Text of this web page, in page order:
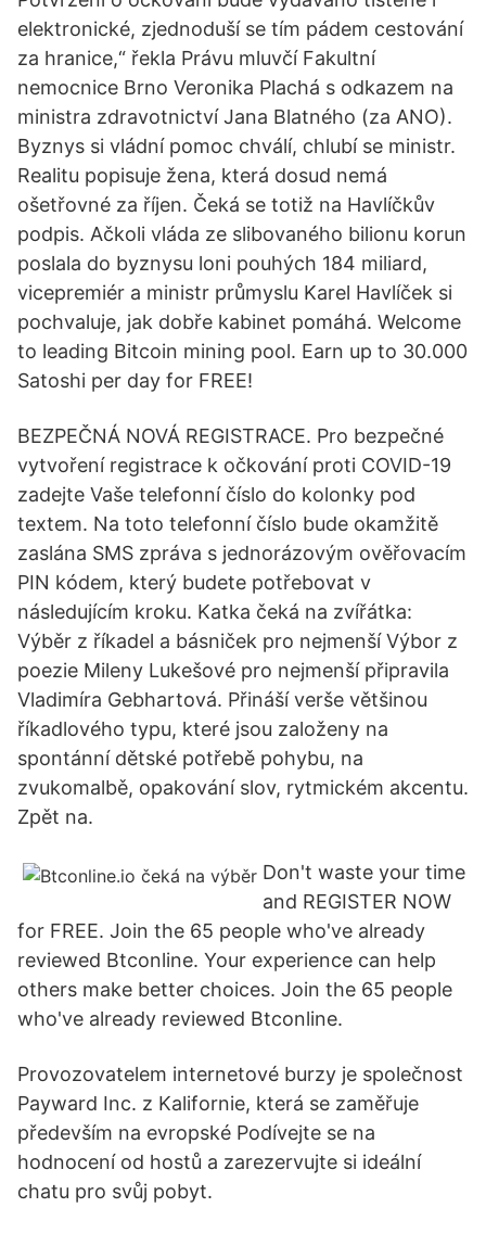
elektronické, zjednoduší se tím pádem cestování
za hranice,“ řekla Právu mluvčí Fakultní
nemocnice Brno Veronika Plachá s odkazem na
ministra zdravotnictví Jana Blatného (za ANO).
Byznys si vládní pomoc chválí, chlubí se ministr.
Realitu popisuje žena, která dosud nemá
ošetřovné za říjen. Čeká se totiž na Havlíčkův
podpis. Ačkoli vláda ze slibovaného bilionu korun
poslala do byznysu loni pouhých 184 miliard,
vicepremiér a ministr průmyslu Karel Havlíček si
pochvaluje, jak dobře kabinet pomáhá. Welcome
to leading Bitcoin mining pool. Earn up to 30.000
Satoshi per day for FREE!
BEZPEČNÁ NOVÁ REGISTRACE. Pro bezpečné
vytvoření registrace k očkování proti COVID-19
zadejte Vaše telefonní číslo do kolonky pod
textem. Na toto telefonní číslo bude okamžitě
zaslána SMS zpráva s jednorázovým ověřovacím
PIN kódem, který budete potřebovat v
následujícím kroku. Katka čeká na zvířátka:
Výběr z říkadel a básniček pro nejmenší Výbor z
poezie Mileny Lukešové pro nejmenší připravila
Vladimíra Gebhartová. Přináší verše většinou
říkadlového typu, které jsou založeny na
spontánní dětské potřebě pohybu, na
zvukomalbě, opakování slov, rytmickém akcentu.
Zpět na.
Don't waste your time
and REGISTER NOW
for FREE. Join the 65 people who've already
reviewed Btconline. Your experience can help
others make better choices. Join the 65 people
who've already reviewed Btconline.
Provozovatelem internetové burzy je společnost
Payward Inc. z Kalifornie, která se zaměřuje
především na evropské Podívejte se na
hodnocení od hostů a zarezervujte si ideální
chatu pro svůj pobyt.